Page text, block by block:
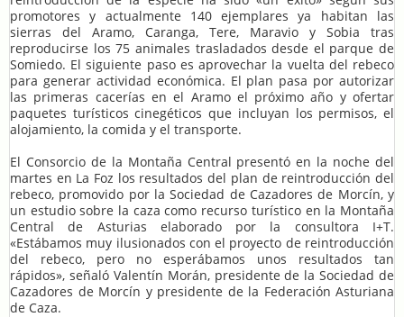
promotores y actualmente 140 ejemplares ya habitan las
sierras del Aramo, Caranga, Tere, Maravio y Sobia tras
reproducirse los 75 animales trasladados desde el parque de
Somiedo. El siguiente paso es aprovechar la vuelta del rebeco
para generar actividad económica. El plan pasa por autorizar
las primeras cacerías en el Aramo el próximo año y ofertar
paquetes turísticos cinegéticos que incluyan los permisos, el
alojamiento, la comida y el transporte.
El Consorcio de la Montaña Central presentó en la noche del
martes en La Foz los resultados del plan de reintroducción del
rebeco, promovido por la Sociedad de Cazadores de Morcín, y
un estudio sobre la caza como recurso turístico en la Montaña
Central de Asturias elaborado por la consultora I+T.
«Estábamos muy ilusionados con el proyecto de reintroducción
del rebeco, pero no esperábamos unos resultados tan
rápidos», señaló Valentín Morán, presidente de la Sociedad de
Cazadores de Morcín y presidente de la Federación Asturiana
de Caza.